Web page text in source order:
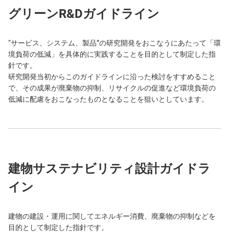
グリーンR&Dガイドライン
“サービス、システム、製品”の研究開発をおこなうにあたって「環
境負荷の低減」を具体的に実践することを目的として制定した指
針です。
研究開発当初からこのガイドラインに沿った検討をすすめること
で、その成果が廃棄物の抑制、リサイクルの促進など環境負荷の
低減に配慮をおこなったものとなることを狙いとしています。
建物サステナビリティ設計ガイドラ
イン
建物の建設・運用に関してエネルギー消費、廃棄物の抑制などを
目的として制定した指針です。